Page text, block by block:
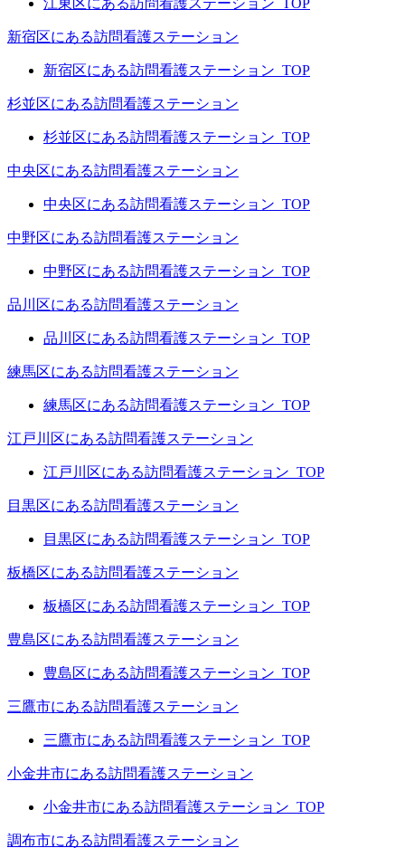
江東区にある訪問看護ステーション_TOP
新宿区にある訪問看護ステーション
新宿区にある訪問看護ステーション_TOP
杉並区にある訪問看護ステーション
杉並区にある訪問看護ステーション_TOP
中央区にある訪問看護ステーション
中央区にある訪問看護ステーション_TOP
中野区にある訪問看護ステーション
中野区にある訪問看護ステーション_TOP
品川区にある訪問看護ステーション
品川区にある訪問看護ステーション_TOP
練馬区にある訪問看護ステーション
練馬区にある訪問看護ステーション_TOP
江戸川区にある訪問看護ステーション
江戸川区にある訪問看護ステーション_TOP
目黒区にある訪問看護ステーション
目黒区にある訪問看護ステーション_TOP
板橋区にある訪問看護ステーション
板橋区にある訪問看護ステーション_TOP
豊島区にある訪問看護ステーション
豊島区にある訪問看護ステーション_TOP
三鷹市にある訪問看護ステーション
三鷹市にある訪問看護ステーション_TOP
小金井市にある訪問看護ステーション
小金井市にある訪問看護ステーション_TOP
調布市にある訪問看護ステーション